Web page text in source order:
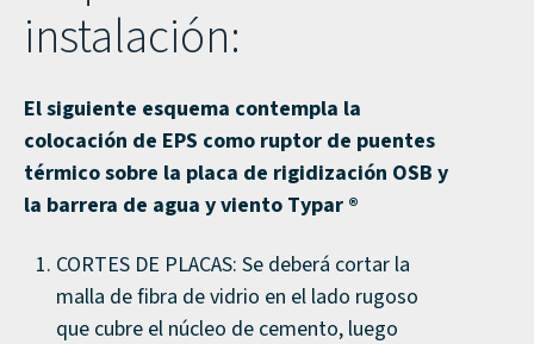
instalación:
El siguiente esquema contempla la
colocación de EPS como ruptor de puentes
térmico sobre la placa de rigidización OSB y
la barrera de agua y viento Typar ®
CORTES DE PLACAS: Se deberá cortar la
malla de fibra de vidrio en el lado rugoso
que cubre el núcleo de cemento, luego